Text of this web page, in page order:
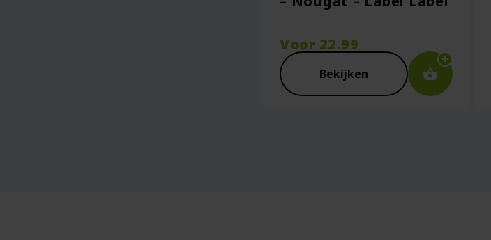
Voor 22.99
Bekijken